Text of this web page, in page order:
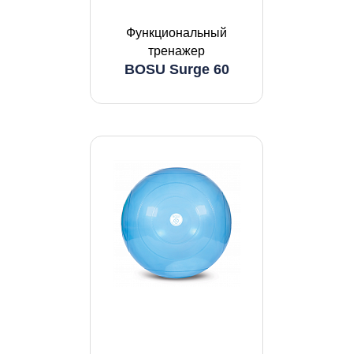
Функциональный
тренажер
BOSU Surge 60